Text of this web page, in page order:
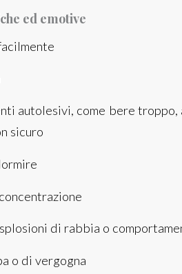
ed emotive
autolesivi, come bere
sicuro
di rabbia o
o di vergogna